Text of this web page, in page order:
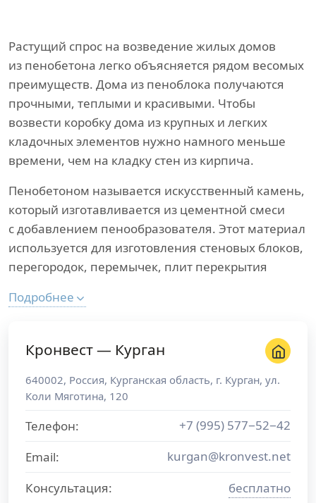
Растущий спрос на возведение жилых домов
из пенобетона легко объясняется рядом весомых
преимуществ. Дома из пеноблока получаются
прочными, теплыми и красивыми. Чтобы
возвести коробку дома из крупных и легких
кладочных элементов нужно намного меньше
времени, чем на кладку стен из кирпича.
Пенобетоном называется искусственный камень,
который изготавливается из цементной смеси
с добавлением пенообразователя. Этот материал
используется для изготовления стеновых блоков,
перегородок, перемычек, плит перекрытия
Подробнее
Кронвест — Курган
640002, Россия, Курганская область, г. Курган, ул.
Коли Мяготина, 120
Телефон:
+7 (995) 577−52−42
Email:
kurgan@kronvest.net
Консультация:
бесплатно